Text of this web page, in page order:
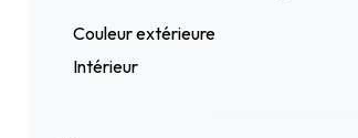
Couleur extérieure
Intérieur